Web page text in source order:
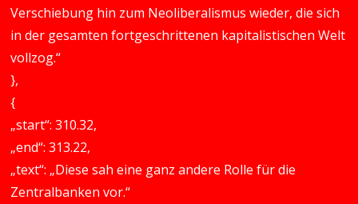
Verschiebung hin zum Neoliberalismus wieder, die sich
in der gesamten fortgeschrittenen kapitalistischen Welt
vollzog.“
},
{
„start“: 310.32,
„end“: 313.22,
„text“: „Diese sah eine ganz andere Rolle für die
Zentralbanken vor.“